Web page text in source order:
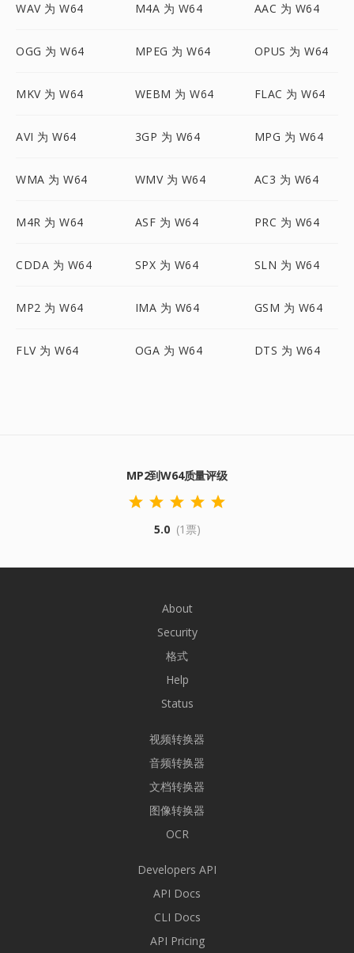
WAV 为 W64 M4A 为 W64 AAC 为 W64
OGG 为 W64 MPEG 为 W64 OPUS 为 W64
MKV 为 W64 WEBM 为 W64 FLAC 为 W64
AVI 为 W64 3GP 为 W64 MPG 为 W64
WMA 为 W64 WMV 为 W64 AC3 为 W64
M4R 为 W64 ASF 为 W64 PRC 为 W64
CDDA 为 W64 SPX 为 W64 SLN 为 W64
MP2 为 W64 IMA 为 W64 GSM 为 W64
FLV 为 W64 OGA 为 W64 DTS 为 W64
MP2到W64质量评级
5.0 (1票)
About
Security
格式
Help
Status
视频转换器
音频转换器
文档转换器
图像转换器
OCR
Developers API
API Docs
CLI Docs
API Pricing